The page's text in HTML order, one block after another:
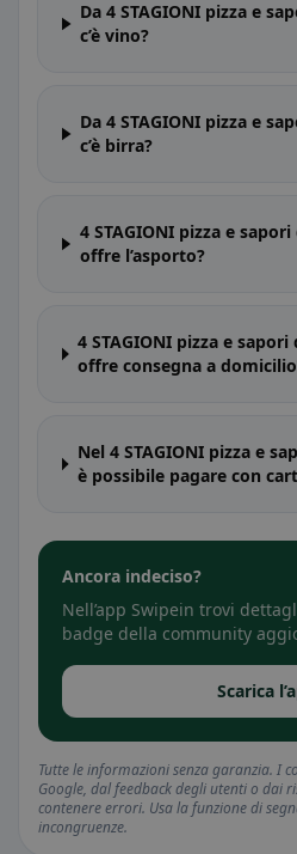
Da 4 STAGIONI pizza e
c’è vino?
Da 4 STAGIONI pizza e
c’è birra?
4 STAGIONI pizza e
offre l’asporto?
4 STAGIONI pizza e
offre consegna a
Nel 4 STAGIONI pizza e
è possibile pagare con
Ancora indeciso?
Nell’app Swipein trovi
badge della community
Scarica
Tutte le informazioni senza garanzia. I
Google, dal feedback degli utenti o dai
contenere errori. Usa la funzione di
incongruenze.